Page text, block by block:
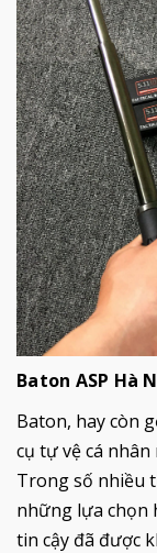
Baton ASP Hà
Baton, hay còn
cụ tự vệ cá
Trong số nhiều
những lựa chọn
tin cậy đã được